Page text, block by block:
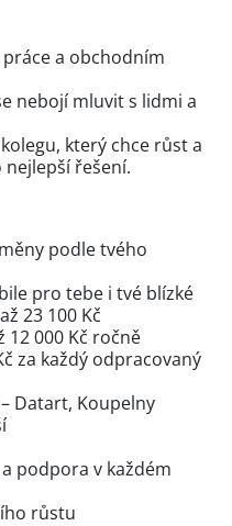
práce a obchodním
nebojí mluvit s lidmi a
který chce růst a
řešení.
podle tvého
pro tebe i tvé blízké
23 100 Kč
12 000 Kč ročně
za každý odpracovaný
Datart, Koupelny
podpora v každém
růstu